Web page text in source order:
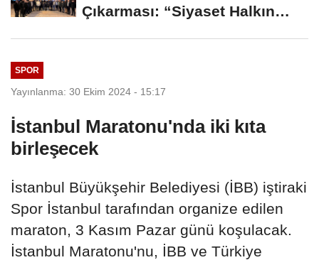
Çıkarması: “Siyaset Halkın
SPOR
Yayınlanma: 30 Ekim 2024 - 15:17
İstanbul Maratonu'nda iki kıta
birleşecek
İstanbul Büyükşehir Belediyesi (İBB) iştiraki
Spor İstanbul tarafından organize edilen
maraton, 3 Kasım Pazar günü koşulacak.
İstanbul Maratonu'nu, İBB ve Türkiye